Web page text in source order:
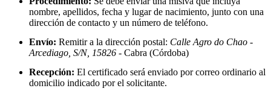
nombre, apellidos, fecha y lugar de nacimiento, junto con una
dirección de contacto y un número de teléfono.
Envío: Remitir a la dirección postal: Calle Agro do Chao -
Arcediago, S/N, 15826 - Cabra (Córdoba)
Recepción: El certificado será enviado por correo ordinario al
domicilio indicado por el solicitante.